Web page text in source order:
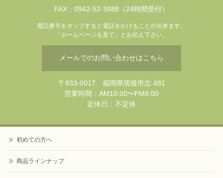
FAX：0942-52-3688（24時間受付）
電話番号をタップすると電話をかけることが出来ます。
「ホームページを見て」とお伝え下さい。
メールでのお問い合わせはこちら
〒833-0017 福岡県筑後市志 481
営業時間：AM10:00〜PM8:00
定休日：不定休
初めての方へ
商品ラインナップ